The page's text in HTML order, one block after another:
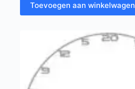
Toevoegen aan winkelwagen